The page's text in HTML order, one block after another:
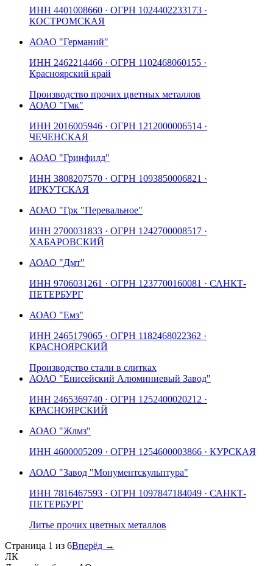
ИНН 4401008660 · ОГРН 1024402233173 ·
КОСТРОМСКАЯ
АОАО "Германий"
ИНН 2462214466 · ОГРН 1102468060155 ·
Красноярский край
Производство прочих цветных металлов
АОАО "Гмк"
ИНН 2016005946 · ОГРН 1212000006514 ·
ЧЕЧЕНСКАЯ
АОАО "Гринфилд"
ИНН 3808207570 · ОГРН 1093850006821 ·
ИРКУТСКАЯ
АОАО "Грк "Перевальное"
ИНН 2700031833 · ОГРН 1242700008517 ·
ХАБАРОВСКИЙ
АОАО "Дмт"
ИНН 9706031261 · ОГРН 1237700160081 · САНКТ-
ПЕТЕРБУРГ
АОАО "Емз"
ИНН 2465179065 · ОГРН 1182468022362 ·
КРАСНОЯРСКИЙ
Производство стали в слитках
АОАО "Енисейский Алюминиевый Завод"
ИНН 2465369740 · ОГРН 1252400020212 ·
КРАСНОЯРСКИЙ
АОАО "Жлмз"
ИНН 4600005209 · ОГРН 1254600003866 · КУРСКАЯ
АОАО "Завод "Монументскульптура"
ИНН 7816467593 · ОГРН 1097847184049 · САНКТ-
ПЕТЕРБУРГ
Литье прочих цветных металлов
Страница 1 из 6Вперёд →
ЛК